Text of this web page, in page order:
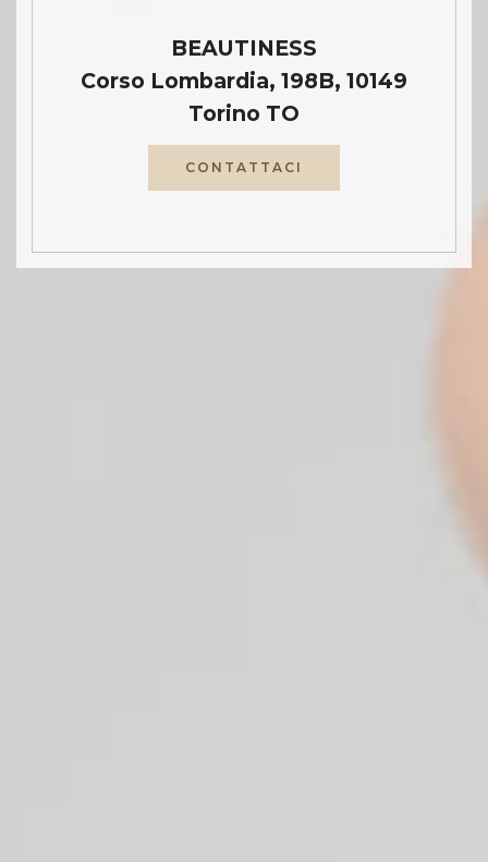
BEAUTINESS
Corso Lombardia, 198B, 10149
Torino TO
CONTATTACI